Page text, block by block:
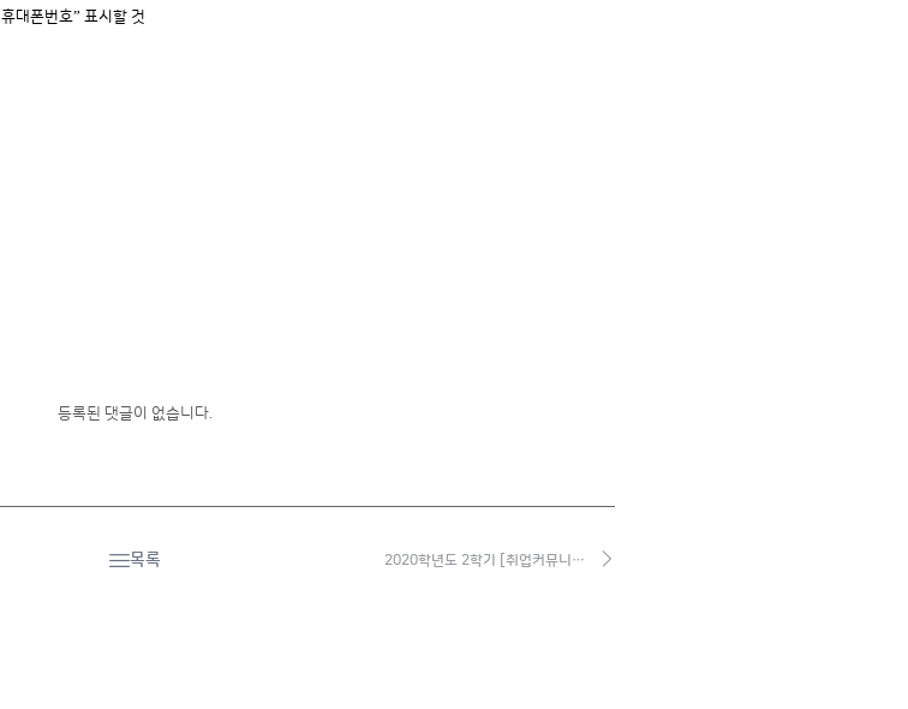
휴대폰번호” 표시할 것
등록된 댓글이 없습니다.
목록 2020학년도 2학기 [취업커뮤니…